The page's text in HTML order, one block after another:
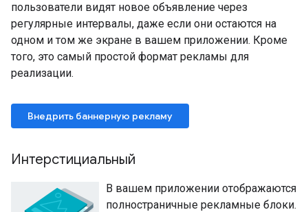
пользователи видят новое объявление через
регулярные интервалы, даже если они остаются на
одном и том же экране в вашем приложении. Кроме
того, это самый простой формат рекламы для
реализации.
Внедрить баннерную рекламу
Интерстициальный
В вашем приложении отображаются
полностраничные рекламные блоки.